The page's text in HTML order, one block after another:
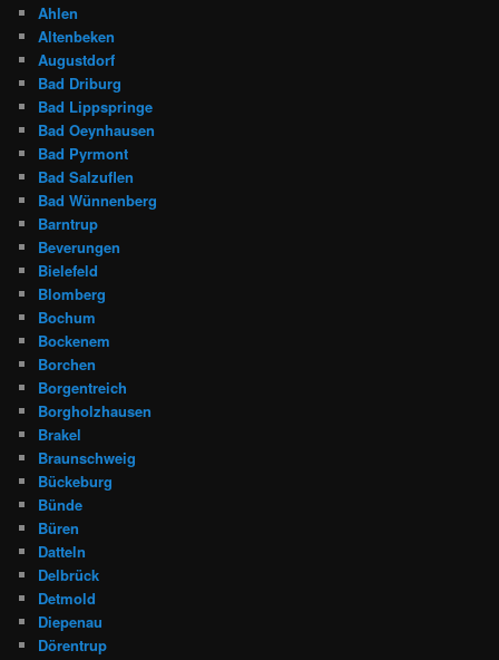
Ahlen
Altenbeken
Augustdorf
Bad Driburg
Bad Lippspringe
Bad Oeynhausen
Bad Pyrmont
Bad Salzuflen
Bad Wünnenberg
Barntrup
Beverungen
Bielefeld
Blomberg
Bochum
Bockenem
Borchen
Borgentreich
Borgholzhausen
Brakel
Braunschweig
Bückeburg
Bünde
Büren
Datteln
Delbrück
Detmold
Diepenau
Dörentrup